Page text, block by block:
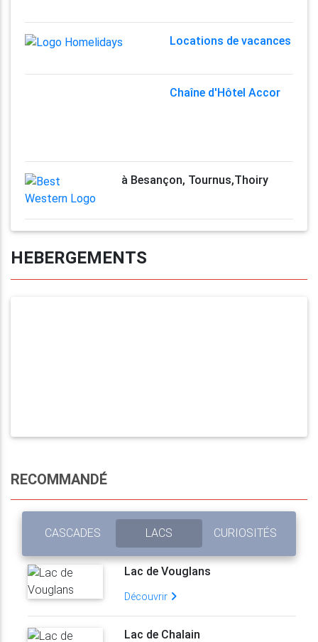
Locations de vacances
Chaîne d'Hôtel Accor
à Besançon, Tournus,Thoiry
HEBERGEMENTS
RECOMMANDÉ
CASCADES LACS CURIOSITÉS
Lac de Vouglans
Découvrir
Lac de Chalain